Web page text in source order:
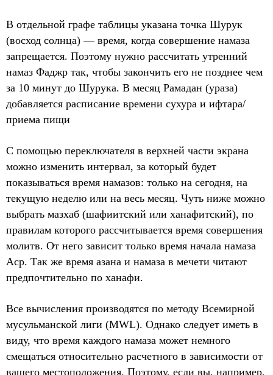
В отдельной графе таблицы указана точка Шурук
(восход солнца) — время, когда совершение намаза
запрещается. Поэтому нужно рассчитать утренний
намаз Фаджр так, чтобы закончить его не позднее чем
за 10 минут до Шурука. В месяц Рамадан (ураза)
добавляется расписание времени сухура и ифтара/
приема пищи
С помощью переключателя в верхней части экрана
можно изменить интервал, за который будет
показываться время намазов: только на сегодня, на
текущую неделю или на весь месяц. Чуть ниже можно
выбрать мазхаб (шафиитский или ханафитский), по
правилам которого рассчитывается время совершения
молитв. От него зависит только время начала намаза
Аср. Так же время азана и намаза в мечети читают
предпочтительно по ханафи.
Все вычисления производятся по методу Всемирной
мусульманской лиги (MWL). Однако следует иметь в
виду, что время каждого намаза может немного
смещаться относительно расчетного в зависимости от
вашего местоположения. Поэтому, если вы, например,